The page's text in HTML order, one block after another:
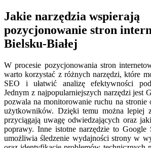
Jakie narzędzia wspierają
pozycjonowanie stron
Bielsku-Białej
W procesie pozycjonowania stron
warto korzystać z różnych narzędzi, które
SEO i ułatwić analizę efektywności
Jednym z najpopularniejszych narzędzi jest
pozwala na monitorowanie ruchu na stronie
użytkowników. Dzięki temu można lepiej
przyciągają uwagę odwiedzających oraz
poprawy. Inne istotne narzędzie to Google
umożliwia śledzenie wydajności strony w